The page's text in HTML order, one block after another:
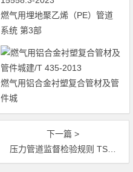
燃气用埋地聚乙烯（PE）管道
系统 第3部
燃气用铝合金衬塑复合管材及管
件城
下一篇 >
压力管道监督检验规则 TSG D7006-2020